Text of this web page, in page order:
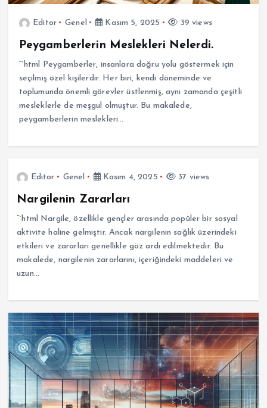
Editor Genel Kasım 5, 2025 39 views
Peygamberlerin Meslekleri Nelerdi.
“`html Peygamberler, insanlara doğru yolu göstermek için
seçilmiş özel kişilerdir. Her biri, kendi döneminde ve
toplumunda önemli görevler üstlenmiş, aynı zamanda çeşitli
mesleklerle de meşgul olmuştur. Bu makalede,
peygamberlerin meslekleri…
Editor Genel Kasım 4, 2025 37 views
Nargilenin Zararları
“`html Nargile, özellikle gençler arasında popüler bir sosyal
aktivite haline gelmiştir. Ancak nargilenin sağlık üzerindeki
etkileri ve zararları genellikle göz ardı edilmektedir. Bu
makalede, nargilenin zararlarını, içeriğindeki maddeleri ve
uzun…